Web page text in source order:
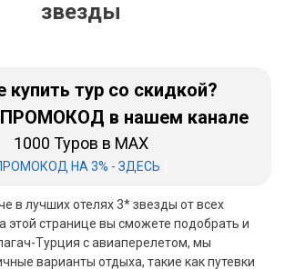
звезды
купить тур со скидкой?
ПРОМОКОД в нашем канале
1000 Туров в MAX
НА 3% - ЗДЕСЬ
в лучших отелях 3* звезды от всех
этой странице вы сможете подобрать и
Турция с авиаперелетом, мы
варианты отдыха, такие как путевки